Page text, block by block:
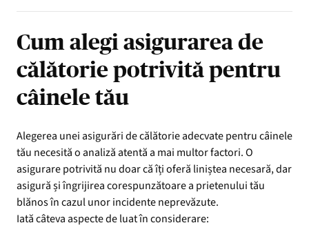
Cum alegi asigurarea de
călătorie potrivită pentru
câinele tău
Alegerea unei asigurări de călătorie adecvate pentru câinele
tău necesită o analiză atentă a mai multor factori. O
asigurare potrivită nu doar că îți oferă liniștea necesară, dar
asigură și îngrijirea corespunzătoare a prietenului tău
blănos în cazul unor incidente neprevăzute.
Iată câteva aspecte de luat în considerare: